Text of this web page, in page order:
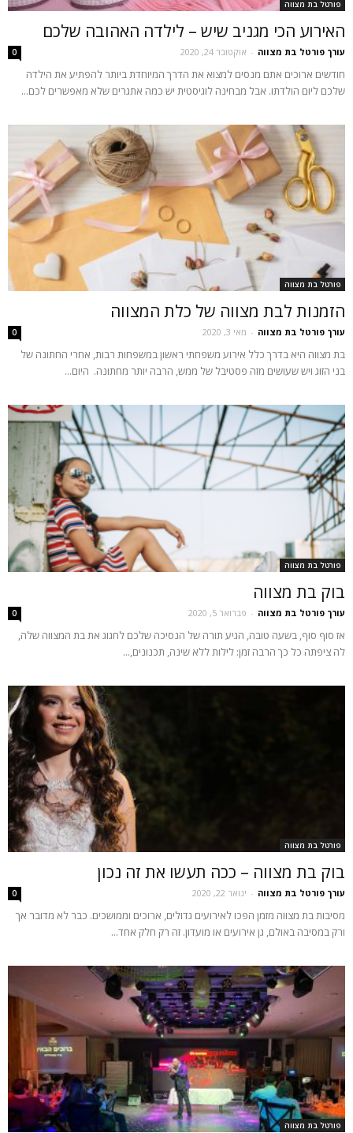
פורטל בת מצווה
האירוע הכי מגניב שיש – לילדה האהובה שלכם
עורך פורטל בת מצווה - אוקטובר 24, 2020 0
חודשים ארוכים אתם מנסים למצוא את הדרך המיוחדת ביותר להפתיע את הילדה
שלכם ליום הולדתו. אבל מבחינה לוגיסטית יש כמה אתגרים שלא מאפשרים לכם...
פורטל בת מצווה
הזמנות לבת מצווה של כלת המצווה
עורך פורטל בת מצווה - מאי 3, 2020 0
בת מצווה היא בדרך כלל אירוע משפחתי ראשון במשפחות רבות, אחרי החתונה של
בני הזוג ויש שעושים מזה פסטיבל של ממש, הרבה יותר מחתונה. היום...
פורטל בת מצווה
בוק בת מצווה
עורך פורטל בת מצווה - פברואר 5, 2020 0
אז סוף סוף, בשעה טובה, הגיע תורה של הנסיכה שלכם לחגוג את בת המצווה שלה,
לה ציפתה כל כך הרבה זמן: לילות ללא שינה, תכנונים,...
פורטל בת מצווה
בוק בת מצווה – ככה תעשו את זה נכון
עורך פורטל בת מצווה - ינואר 22, 2020 0
מסיבות בת מצווה מזמן הפכו לאירועים גדולים, ארוכים וממושכים. כבר לא מדובר אך
ורק במסיבה באולם, גן אירועים או מועדון. זה רק חלק אחד...
פורטל בת מצווה